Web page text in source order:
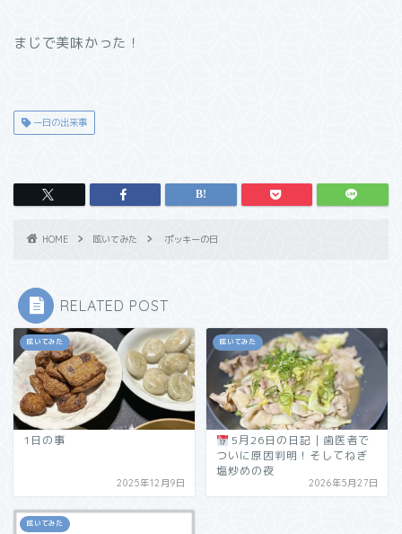
まじで美味かった！
一日の出来事
HOME 呟いてみた ポッキーの日
RELATED POST
呟いてみた
1日の事
2025年12月9日
呟いてみた
5月26日の日記｜歯医者で
ついに原因判明！そしてねぎ
塩炒めの夜
2026年5月27日
呟いてみた